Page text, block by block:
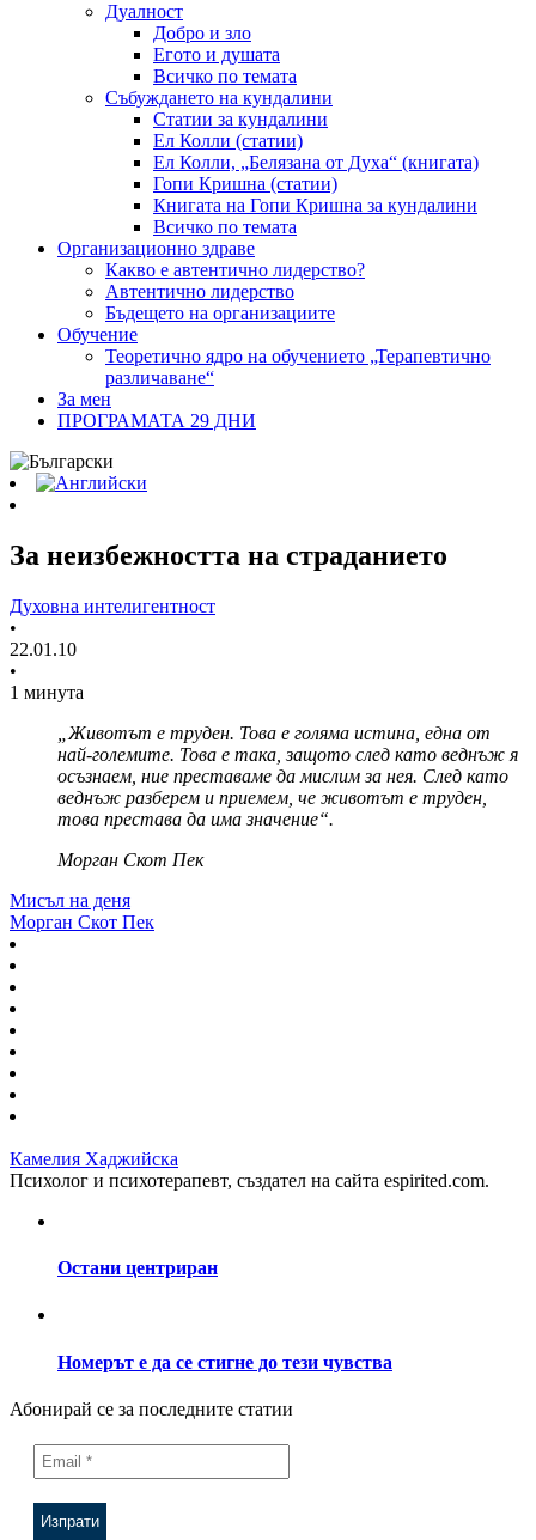
Дуалност
Добро и зло
Егото и душата
Всичко по темата
Събуждането на кундалини
Статии за кундалини
Ел Колли (статии)
Ел Колли, „Белязана от Духа“ (книгата)
Гопи Кришна (статии)
Книгата на Гопи Кришна за кундалини
Всичко по темата
Организационно здраве
Какво е автентично лидерство?
Автентично лидерство
Бъдещето на организациите
Обучение
Теоретично ядро на обучението „Терапевтично
различаване“
За мен
ПРОГРАМАТА 29 ДНИ
За неизбежността на страданието
Духовна интелигентност
•
22.01.10
•
1 минута
„Животът е труден. Това е голяма истина, една от
най-големите. Това е така, защото след като веднъж я
осъзнаем, ние преставаме да мислим за нея. След като
веднъж разберем и приемем, че животът е труден,
това престава да има значение“.
Морган Скот Пек
Мисъл на деня
Морган Скот Пек
Камелия Хаджийска
Психолог и психотерапевт, създател на сайта espirited.com.
Остани центриран
Номерът е да се стигне до тези чувства
Абонирай се за последните статии